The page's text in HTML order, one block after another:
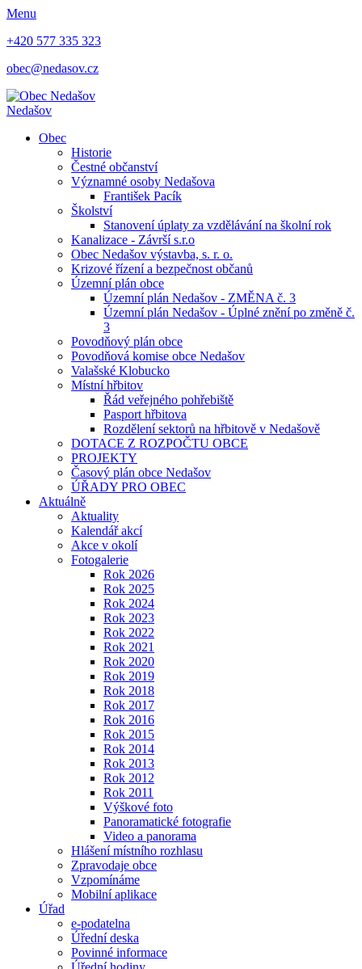
Menu
+420 577 335 323
obec@nedasov.cz
Nedašov
Obec
Historie
Čestné občanství
Významné osoby Nedašova
František Pacík
Školství
Stanovení úplaty za vzdělávání na školní rok
Kanalizace - Závrší s.r.o
Obec Nedašov výstavba, s. r. o.
Krizové řízení a bezpečnost občanů
Územní plán obce
Územní plán Nedašov - ZMĚNA č. 3
Územní plán Nedašov - Úplné znění po změně č.
3
Povodňový plán obce
Povodňová komise obce Nedašov
Valašské Klobucko
Místní hřbitov
Řád veřejného pohřebiště
Pasport hřbitova
Rozdělení sektorů na hřbitově v Nedašově
DOTACE Z ROZPOČTU OBCE
PROJEKTY
Časový plán obce Nedašov
ÚŘADY PRO OBEC
Aktuálně
Aktuality
Kalendář akcí
Akce v okolí
Fotogalerie
Rok 2026
Rok 2025
Rok 2024
Rok 2023
Rok 2022
Rok 2021
Rok 2020
Rok 2019
Rok 2018
Rok 2017
Rok 2016
Rok 2015
Rok 2014
Rok 2013
Rok 2012
Rok 2011
Výškové foto
Panoramatické fotografie
Video a panorama
Hlášení místního rozhlasu
Zpravodaje obce
Vzpomínáme
Mobilní aplikace
Úřad
e-podatelna
Úřední deska
Povinné informace